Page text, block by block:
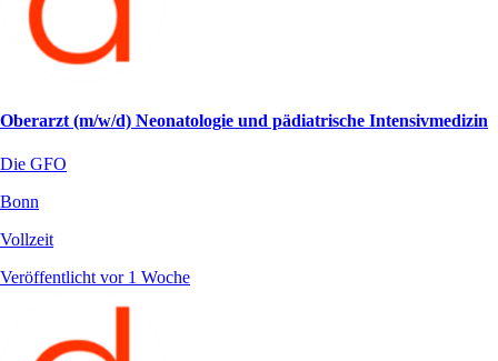
Oberarzt (m/w/d) Neonatologie und pädiatrische Intensivmedizin
Die GFO
Bonn
Vollzeit
Veröffentlicht vor 1 Woche